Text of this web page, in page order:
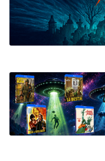
Bluray
Clasificada S
artwork
fantaterror
Jesús Franco